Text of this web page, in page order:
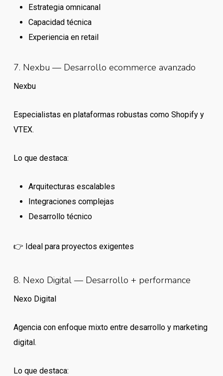
Estrategia omnicanal
Capacidad técnica
Experiencia en retail
7. Nexbu — Desarrollo ecommerce avanzado
Nexbu
Especialistas en plataformas robustas como Shopify y
VTEX.
Lo que destaca:
Arquitecturas escalables
Integraciones complejas
Desarrollo técnico
👉 Ideal para proyectos exigentes
8. Nexo Digital — Desarrollo + performance
Nexo Digital
Agencia con enfoque mixto entre desarrollo y marketing
digital.
Lo que destaca: